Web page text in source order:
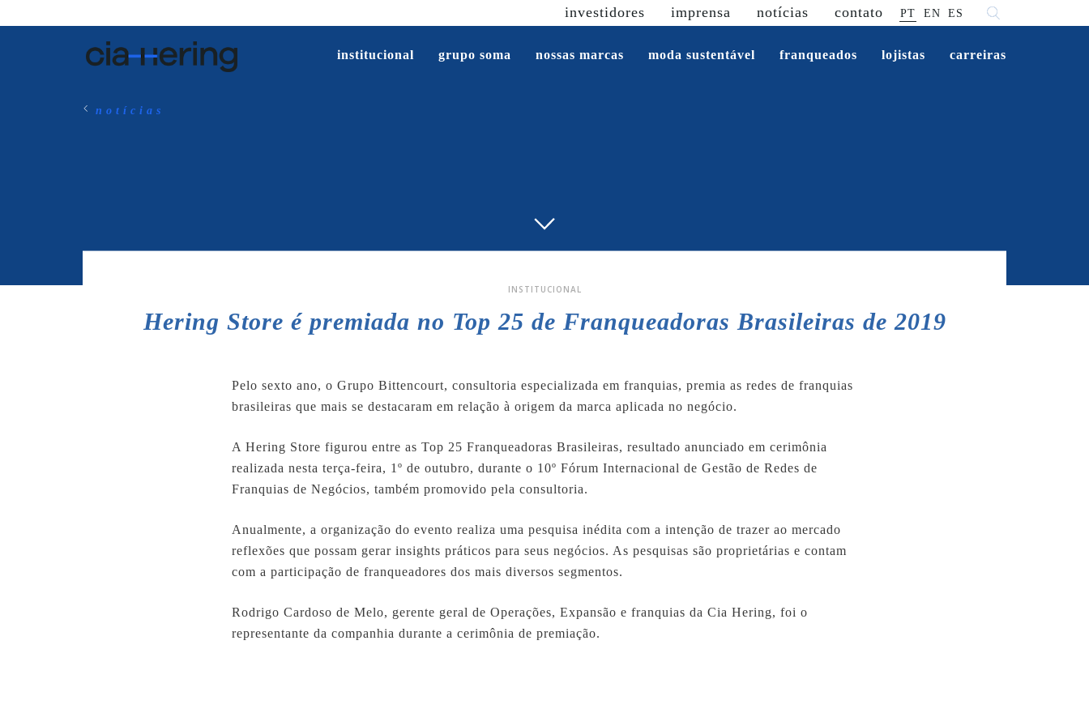
investidores imprensa notícias contato PT EN ES
notícias
institucional grupo soma nossas marcas moda sustentável franqueados lojistas carreiras
INSTITUCIONAL
Hering Store é premiada no Top 25 de Franqueadoras Brasileiras de 2019
Pelo sexto ano, o Grupo Bittencourt, consultoria especializada em franquias, premia as redes de franquias
brasileiras que mais se destacaram em relação à origem da marca aplicada no negócio.
A Hering Store figurou entre as Top 25 Franqueadoras Brasileiras, resultado anunciado em cerimônia
realizada nesta terça-feira, 1º de outubro, durante o 10º Fórum Internacional de Gestão de Redes de
Franquias de Negócios, também promovido pela consultoria.
Anualmente, a organização do evento realiza uma pesquisa inédita com a intenção de trazer ao mercado
reflexões que possam gerar insights práticos para seus negócios. As pesquisas são proprietárias e contam
com a participação de franqueadores dos mais diversos segmentos.
Rodrigo Cardoso de Melo, gerente geral de Operações, Expansão e franquias da Cia Hering, foi o
representante da companhia durante a cerimônia de premiação.